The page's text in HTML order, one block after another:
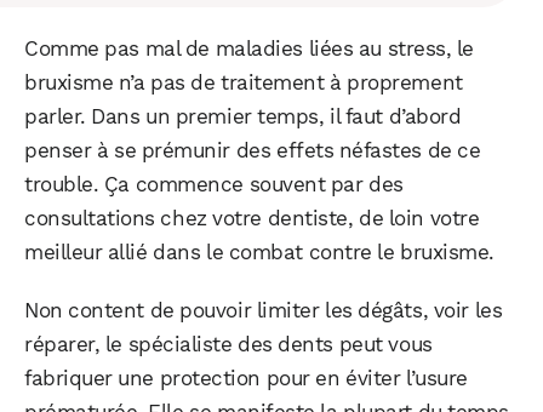
Comme pas mal de maladies liées au stress, le
bruxisme n’a pas de traitement à proprement
parler. Dans un premier temps, il faut d’abord
penser à se prémunir des effets néfastes de ce
trouble. Ça commence souvent par des
consultations chez votre dentiste, de loin votre
meilleur allié dans le combat contre le bruxisme.
Non content de pouvoir limiter les dégâts, voir les
réparer, le spécialiste des dents peut vous
fabriquer une protection pour en éviter l’usure